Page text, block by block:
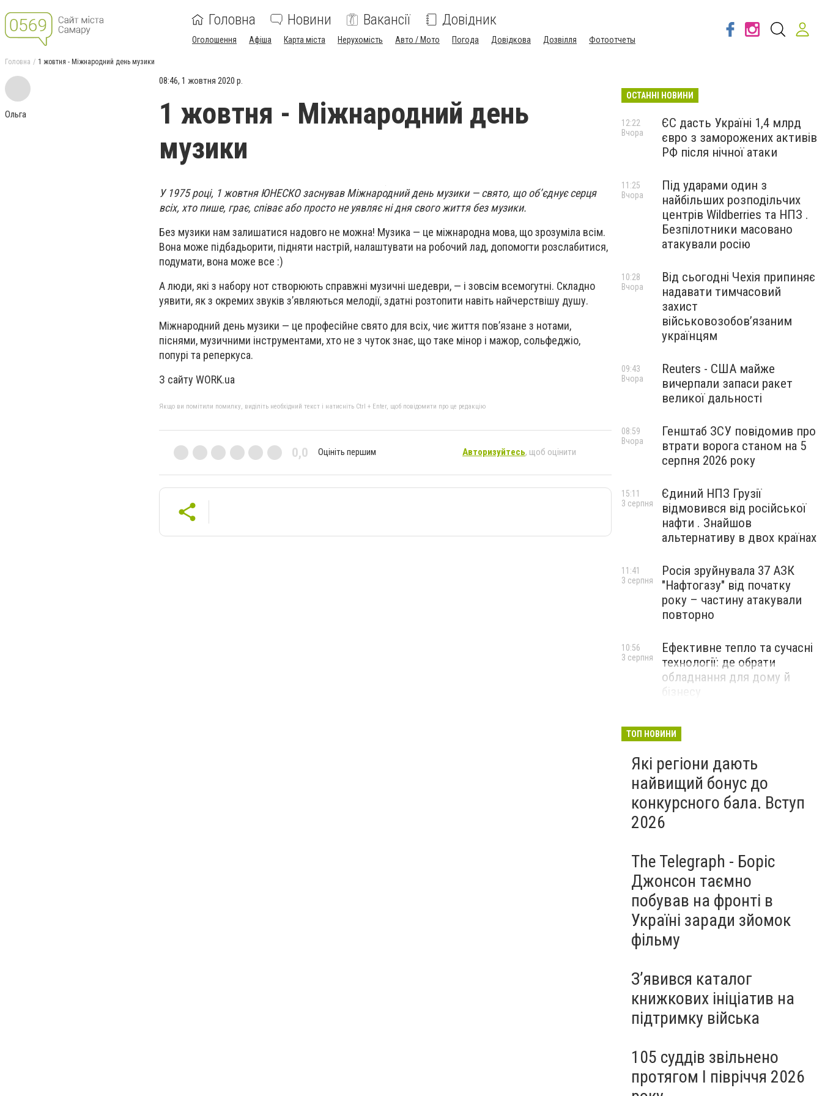
Головна Новини Вакансії Довідник
Оголошення Афіша Карта міста Нерухомість Авто / Мото Погода Довідкова Дозвілля Фотоотчеты
Головна 1 жовтня - Міжнародний день музики
Ольга
08:46, 1 жовтня 2020 р.
1 жовтня - Міжнародний день
музики
У 1975 році, 1 жовтня ЮНЕСКО заснував Міжнародний день музики — свято, що об’єднує серця
всіх, хто пише, грає, співає або просто не уявляє ні дня свого життя без музики.
Без музики нам залишатися надовго не можна! Музика — це міжнародна мова, що зрозуміла всім.
Вона може підбадьорити, підняти настрій, налаштувати на робочий лад, допомогти розслабитися,
подумати, вона може все :)
А люди, які з набору нот створюють справжні музичні шедеври, — і зовсім всемогутні. Складно
уявити, як з окремих звуків з’являються мелодії, здатні розтопити навіть найчерствішу душу.
Міжнародний день музики — це професійне свято для всіх, чиє життя пов’язане з нотами,
піснями, музичними інструментами, хто не з чуток знає, що таке мінор і мажор, сольфеджіо,
попурі та реперкуса.
З сайту WORK.ua
Якщо ви помітили помилку, виділіть необхідний текст і натисніть Ctrl + Enter, щоб повідомити про це редакцію
0,0 Оцініть першим Авторизуйтесь, щоб оцінити
ОСТАННІ НОВИНИ
ЄС дасть Україні 1,4 млрд
євро з заморожених активів
РФ після нічної атаки
12:22
Вчора
Під ударами один з
найбільших розподільчих
центрів Wildberries та НПЗ .
Безпілотники масовано
атакували росію
11:25
Вчора
Від сьогодні Чехія припиняє
надавати тимчасовий
захист
військовозобов’язаним
українцям
10:28
Вчора
Reuters - США майже
вичерпали запаси ракет
великої дальності
09:43
Вчора
Генштаб ЗСУ повідомив про
втрати ворога станом на 5
серпня 2026 року
08:59
Вчора
Єдиний НПЗ Грузії
відмовився від російської
нафти . Знайшов
альтернативу в двох країнах
15:11
3 серпня
Росія зруйнувала 37 АЗК
"Нафтогазу" від початку
року – частину атакували
повторно
11:41
3 серпня
Ефективне тепло та сучасні
технології: де обрати
обладнання для дому й
бізнесу
10:56
3 серпня
ТОП НОВИНИ
Які регіони дають
найвищий бонус до
конкурсного бала. Вступ
2026
The Telegraph - Боріс
Джонсон таємно
побував на фронті в
Україні заради зйомок
фільму
З’явився каталог
книжкових ініціатив на
підтримку війська
105 суддів звільнено
протягом I півріччя 2026